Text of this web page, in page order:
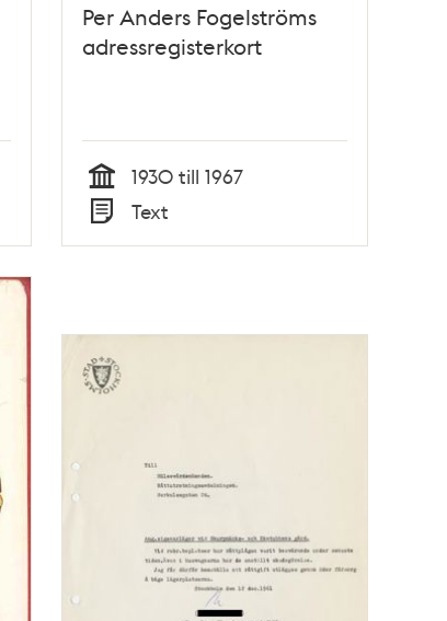
Per Anders Fogelströms
adressregisterkort
Tid
1930 till 1967
Typ
Text